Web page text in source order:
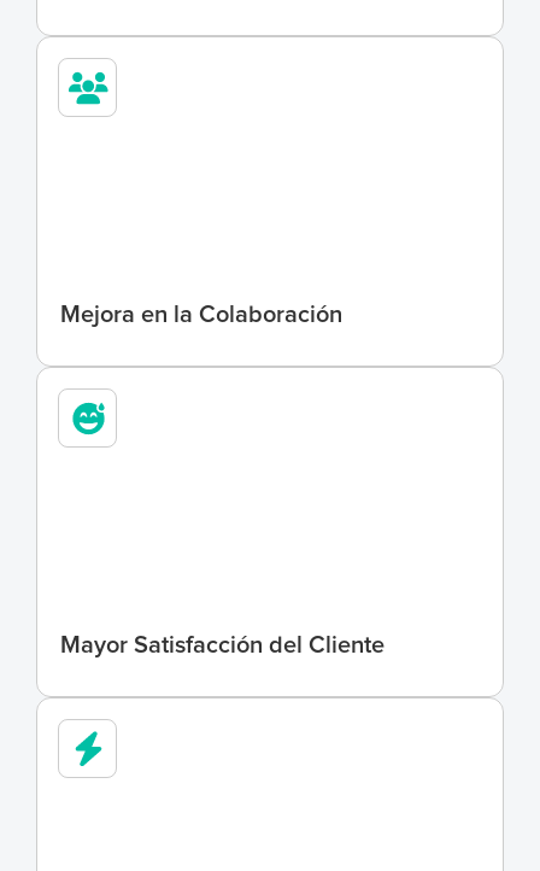
Mejora en la Colaboración
Mayor Satisfacción del Cliente